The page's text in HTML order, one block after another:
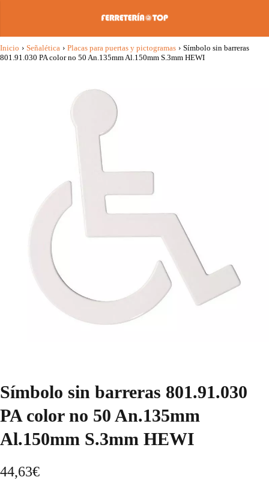
Inicio › Señalética › Placas para puertas y pictogramas › Símbolo sin barreras
801.91.030 PA color no 50 An.135mm Al.150mm S.3mm HEWI
Símbolo sin barreras 801.91.030
PA color no 50 An.135mm
Al.150mm S.3mm HEWI
44,63€